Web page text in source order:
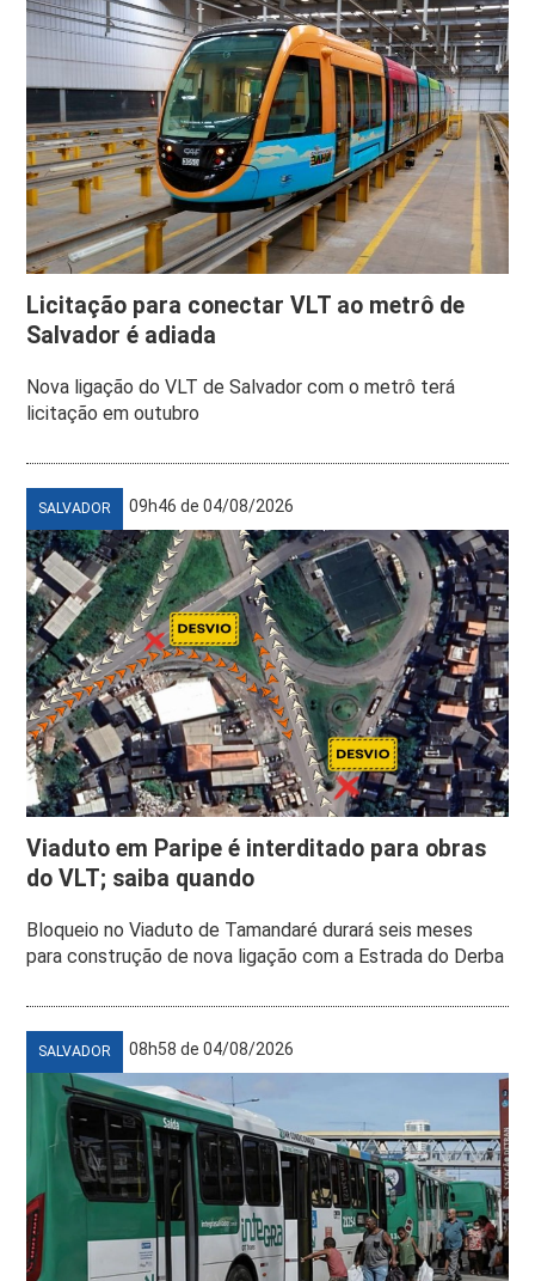
Licitação para conectar VLT ao metrô de
Salvador é adiada
Nova ligação do VLT de Salvador com o metrô terá
licitação em outubro
SALVADOR 09h46 de 04/08/2026
Viaduto em Paripe é interditado para obras
do VLT; saiba quando
Bloqueio no Viaduto de Tamandaré durará seis meses
para construção de nova ligação com a Estrada do Derba
SALVADOR 08h58 de 04/08/2026